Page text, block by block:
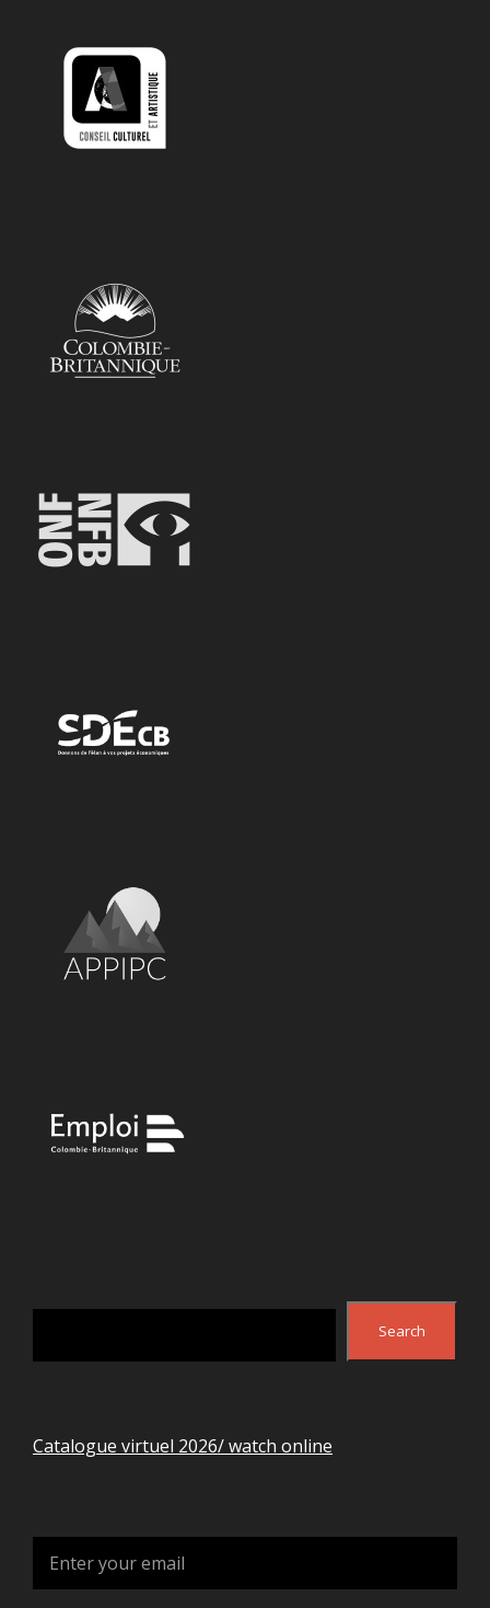
Search
Search
Catalogue virtuel 2026/ watch online